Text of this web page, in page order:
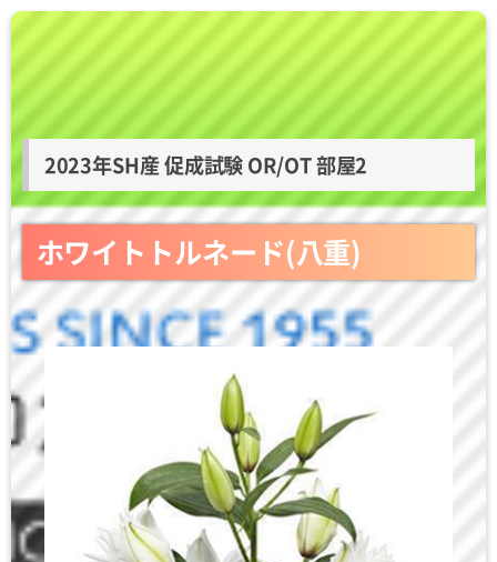
2023年SH産 促成試験 OR/OT 部屋2
ホワイトトルネード(八重)